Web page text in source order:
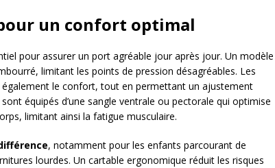
un confort optimal
pour assurer un port agréable jour après jour. Un modèle
limitant les points de pression désagréables. Les
le confort, tout en permettant un ajustement
équipés d’une sangle ventrale ou pectorale qui optimise
limitant ainsi la fatigue musculaire.
, notamment pour les enfants parcourant de
lourdes. Un cartable ergonomique réduit les risques